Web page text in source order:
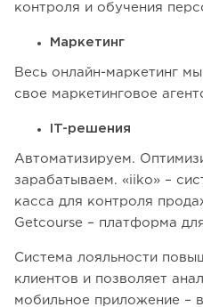
контроля и обучения
Маркетинг
Весь онлайн-маркетинг
свое маркетинговое
IT-решения
Автоматизируем.
зарабатываем. «iiko» –
касса для контроля
Getcourse – платформа
Система лояльности
клиентов и позволяет
мобильное приложение –